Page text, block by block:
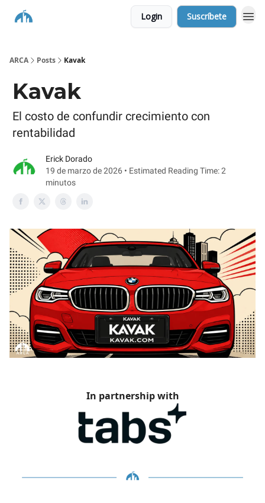
Login Suscríbete
ARCA Posts Kavak
Kavak
El costo de confundir crecimiento con
rentabilidad
Erick Dorado
19 de marzo de 2026 • Estimated Reading Time: 2
minutos
In partnership with